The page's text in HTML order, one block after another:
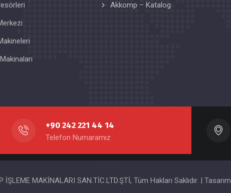
Akkomp – Katalog
+90 242 221 44 14
Telefon Numaramız
MAKİNALARI SAN.TİC.LTD.ŞTİ, Tüm Hakları Saklıdır. | Tasarım